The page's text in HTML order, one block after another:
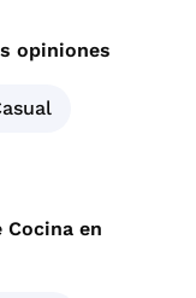
opiniones
Cocina en